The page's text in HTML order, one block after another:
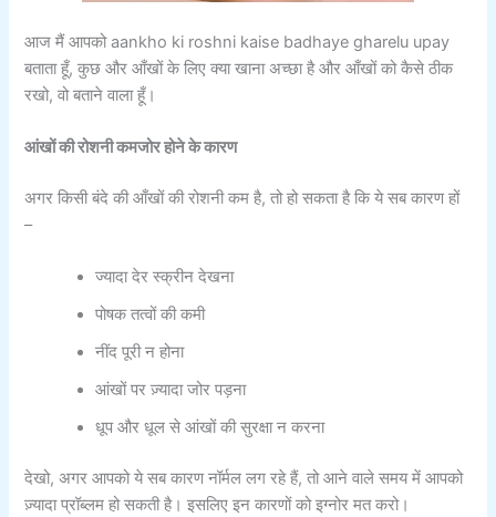
आज मैं आपको aankho ki roshni kaise badhaye gharelu upay
बताता हूँ, कुछ और आँखों के लिए क्या खाना अच्छा है और आँखों को कैसे ठीक
रखो, वो बताने वाला हूँ।
आंखों की रोशनी कमजोर होने के कारण
अगर किसी बंदे की आँखों की रोशनी कम है, तो हो सकता है कि ये सब कारण हों
–
ज्यादा देर स्क्रीन देखना
पोषक तत्वों की कमी
नींद पूरी न होना
आंखों पर ज़्यादा जोर पड़ना
धूप और धूल से आंखों की सुरक्षा न करना
देखो, अगर आपको ये सब कारण नॉर्मल लग रहे हैं, तो आने वाले समय में आपको
ज़्यादा प्रॉब्लम हो सकती है। इसलिए इन कारणों को इग्नोर मत करो।